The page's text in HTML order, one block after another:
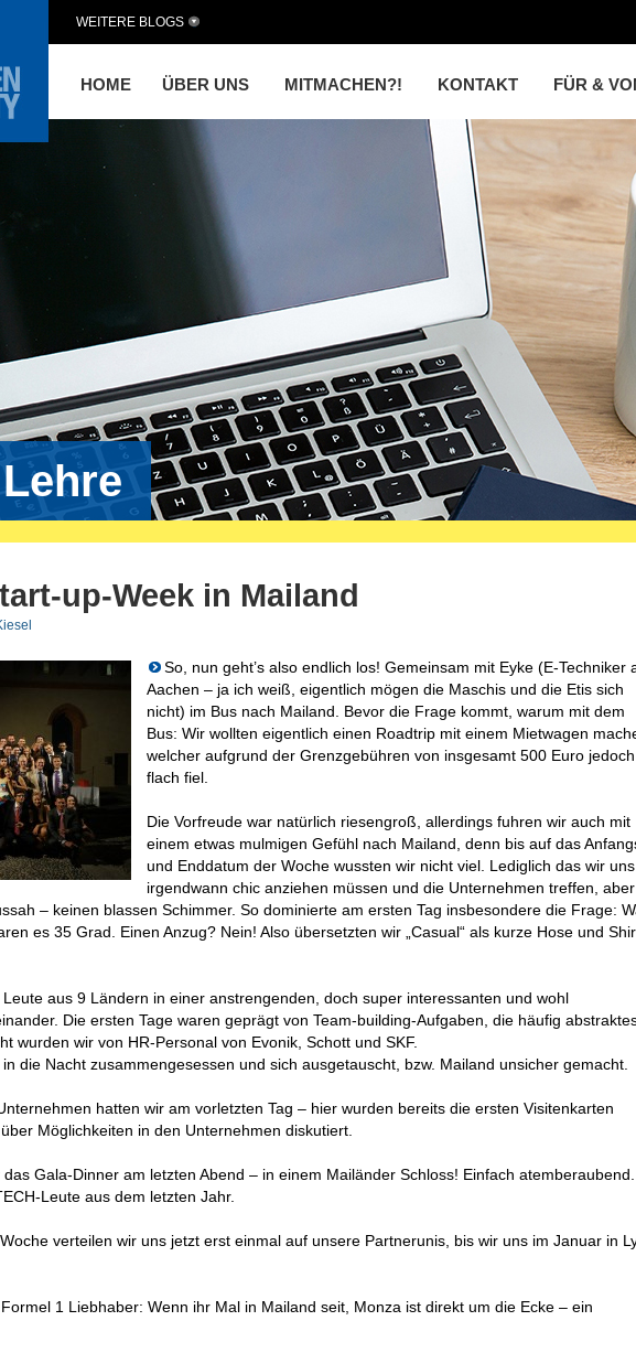
HOME ÜBER UNS MITMACHEN?! KONTAKT FÜR &
WEITERE BLOGS
up-Week in Mailand
So, nun geht’s also endlich los! Gemeinsam mit Eyke (E-Techniker
Aachen – ja ich weiß, eigentlich mögen die Maschis und die Etis sich
nicht) im Bus nach Mailand. Bevor die Frage kommt, warum mit dem
Bus: Wir wollten eigentlich einen Roadtrip mit einem Mietwagen
welcher aufgrund der Grenzgebühren von insgesamt 500 Euro jedoch
flach fiel.
Die Vorfreude war natürlich riesengroß, allerdings fuhren wir auch mit
einem etwas mulmigen Gefühl nach Mailand, denn bis auf das
und Enddatum der Woche wussten wir nicht viel. Lediglich das wir uns
irgendwann chic anziehen müssen und die Unternehmen treffen, aber
– keinen blassen Schimmer. So dominierte am ersten Tag insbesondere die Frage:
es 35 Grad. Einen Anzug? Nein! Also übersetzten wir „Casual“ als kurze Hose und
aus 9 Ländern in einer anstrengenden, doch super interessanten und wohl
Die ersten Tage waren geprägt von Team-building-Aufgaben, die häufig
wurden wir von HR-Personal von Evonik, Schott und SKF.
die Nacht zusammengesessen und sich ausgetauscht, bzw. Mailand unsicher gemacht.
hatten wir am vorletzten Tag – hier wurden bereits die ersten Visitenkarten
Möglichkeiten in den Unternehmen diskutiert.
Gala-Dinner am letzten Abend – in einem Mailänder Schloss! Einfach atemberaubend.
Leute aus dem letzten Jahr.
verteilen wir uns jetzt erst einmal auf unsere Partnerunis, bis wir uns im Januar in
1 Liebhaber: Wenn ihr Mal in Mailand seit, Monza ist direkt um die Ecke – ein